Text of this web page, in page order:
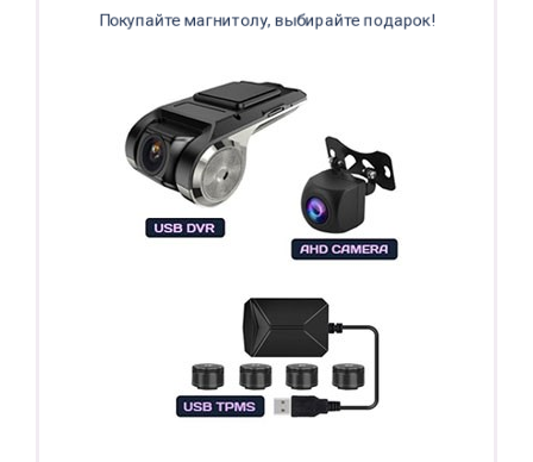
Покупайте магнитолу, выбирайте подарок!